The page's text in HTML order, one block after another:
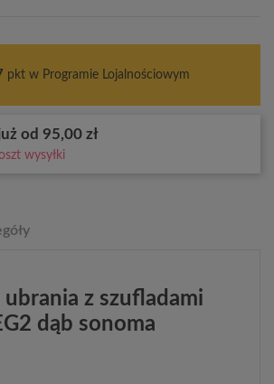
pkt w Programie Lojalnościowym
od 95,00 zł
wysyłki
ubrania z szufladami
dąb sonoma